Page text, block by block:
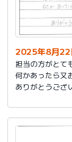
2025年8月22
担当の方がとて
何かあったら又
ありがとうござ